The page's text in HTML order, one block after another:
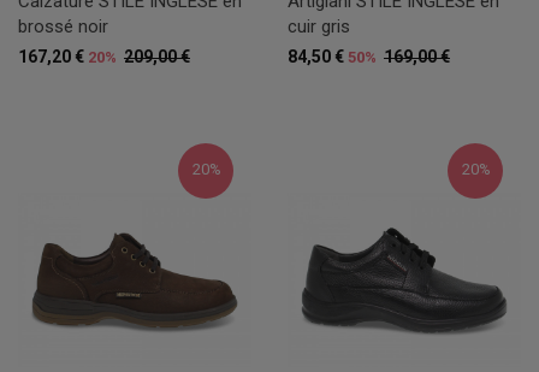
brossé noir
209,00 €
167,20 € 20%
cuir gris
169,00 €
84,50 € 50%
20% 20%